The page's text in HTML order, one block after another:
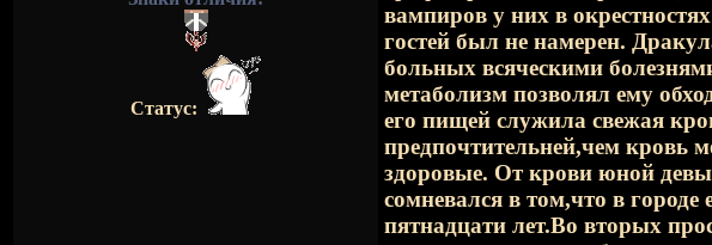
Статус:
вампиров у них в
гостей был не намерен.
больных всяческими
метаболизм позволял ему
его пищей служила свежая
предпочтительней,чем кровь
здоровые. От крови юной девы
сомневался в том,что в городе
пятнадцати лет.Во вторых